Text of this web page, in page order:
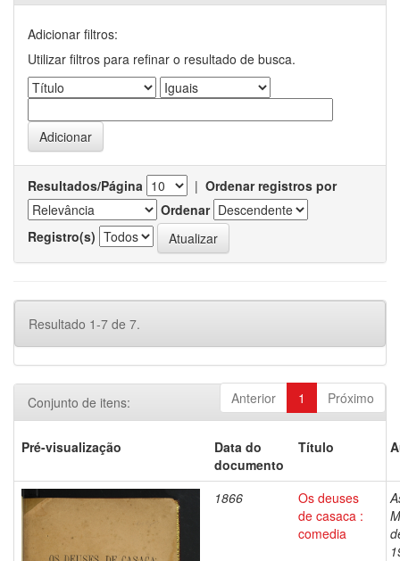
Adicionar filtros:
Utilizar filtros para refinar o resultado de busca.
Resultados/Página | Ordenar registros por
Ordenar
Registro(s)
Resultado 1-7 de 7.
Anterior 1 Próximo
Conjunto de itens:
Pré-visualização
Data do
documento
Título
1866
Os deuses
de casaca :
comedia